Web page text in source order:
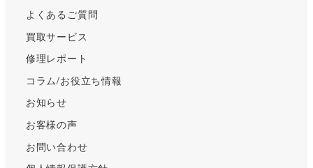
よくあるご質問
買取サービス
修理レポート
コラム/お役立ち情報
お知らせ
お客様の声
お問い合わせ